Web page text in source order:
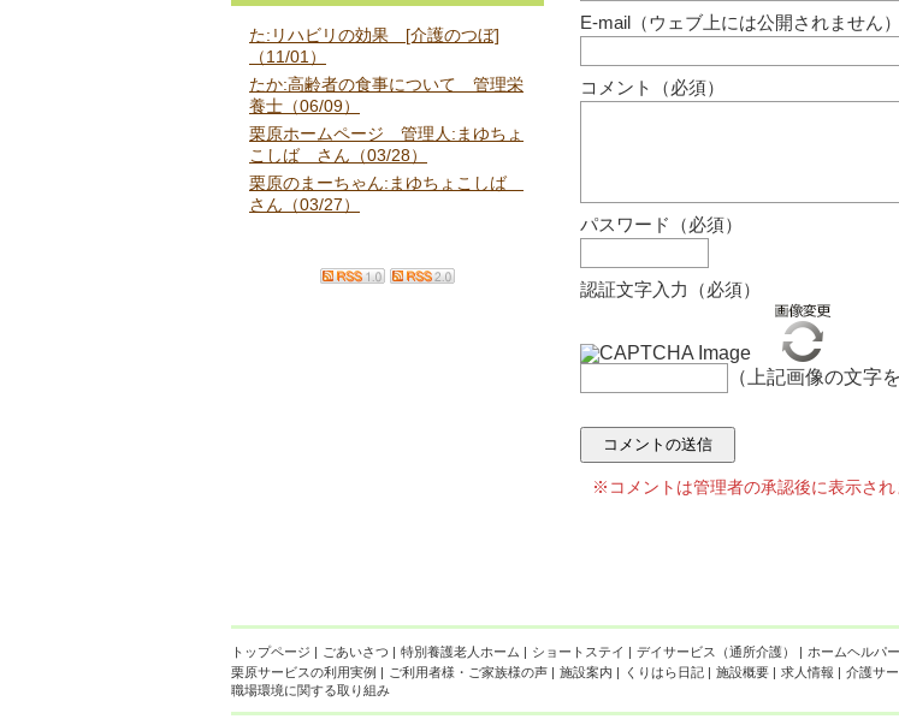
E-mail（ウェブ上には公開されません）
コメント（必須）
パスワード（必須）
認証文字入力（必須）
（上記画像の文字
※コメントは管理者の承認後に表示され
た:リハビリの効果 [介護のつぼ]
（11/01）
たか:高齢者の食事について 管理栄
養士（06/09）
栗原ホームページ 管理人:まゆちょ
こしば さん（03/28）
栗原のまーちゃん:まゆちょこしば
さん（03/27）
トップページ | ごあいさつ | 特別養護老人ホーム | ショートステイ | デイサービス（通所介護） | ホームヘルパ
栗原サービスの利用実例 | ご利用者様・ご家族様の声 | 施設案内 | くりはら日記 | 施設概要 | 求人情報 | 介護サ
職場環境に関する取り組み